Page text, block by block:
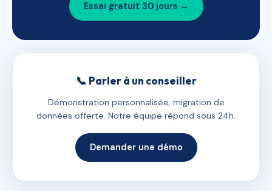
Essai gratuit 30 jours →
📞 Parler à un conseiller
Démonstration personnalisée, migration de
données offerte. Notre équipe répond sous 24h.
Demander une démo